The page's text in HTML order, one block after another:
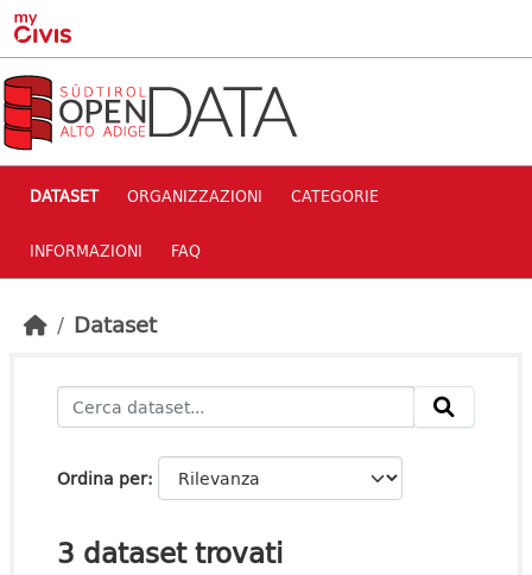
Skip to main content
DATASET ORGANIZZAZIONI CATEGORIE
INFORMAZIONI FAQ
Dataset
Ordina per
3 dataset trovati